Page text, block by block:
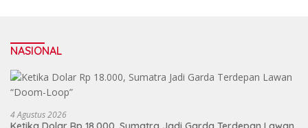
NASIONAL
4 Agustus 2026